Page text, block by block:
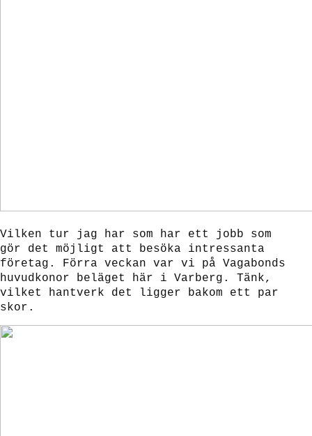
Vilken tur jag har som har ett jobb som
gör det möjligt att besöka intressanta
företag. Förra veckan var vi på Vagabonds
huvudkonor beläget här i Varberg. Tänk,
vilket hantverk det ligger bakom ett par
skor.